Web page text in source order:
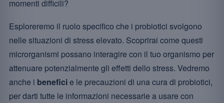
momenti difficili?
Esploreremo il ruolo specifico che i probiotici svolgono
nelle situazioni di stress elevato. Scoprirai come questi
microrganismi possano interagire con il tuo organismo per
attenuare potenzialmente gli effetti dello stress. Vedremo
anche i beneficie le precauzioni di una cura di probiotici,
per darti tutte le informazioni necessarie a usare con